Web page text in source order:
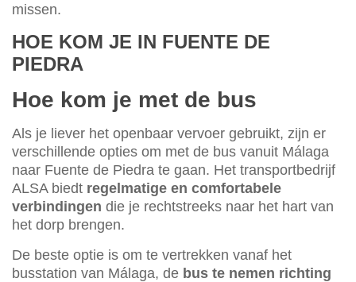
missen.
HOE KOM JE IN FUENTE DE
PIEDRA
Hoe kom je met de bus
Als je liever het openbaar vervoer gebruikt, zijn er
verschillende opties om met de bus vanuit Málaga
naar Fuente de Piedra te gaan. Het transportbedrijf
ALSA biedt regelmatige en comfortabele
verbindingen die je rechtstreeks naar het hart van
het dorp brengen.
De beste optie is om te vertrekken vanaf het
busstation van Málaga, de bus te nemen richting